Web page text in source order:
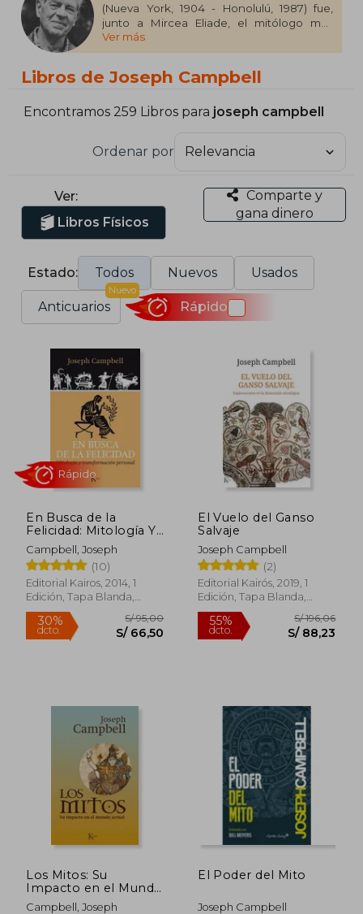
(Nueva York, 1904 - Honolulú, 1987) fue,
junto a Mircea Eliade, el mitólogo más
importante de la segunda mitad del siglo
XX. Profesor emérito de literatura en el
fue un reconocido escritor y
religiones comparadas.
Ver más
Libros de Joseph Campbell
Encontramos 259 Libros para joseph campbell
Ordenar por
Ver:
Libros Físicos
Comparte y
gana dinero
Estado: Todos Nuevos Usados
Anticuarios
Nuevo
Rápido
En Busca de la
Felicidad: Mitología Y
Transformación
Personal
Campbell, Joseph
(10)
Editorial Kairos, 2014, 1
Edición, Tapa Blanda,
Nuevo
Rápido
El Vuelo del Ganso
Salvaje
Joseph Campbell
(2)
Editorial Kairós, 2019, 1
Edición, Tapa Blanda,
Nuevo
55%
dcto.
Los Mitos: Su
Impacto en el Mundo
Actual
Campbell, Joseph
El Poder del Mito
Joseph Campbell